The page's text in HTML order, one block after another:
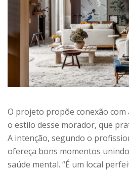
O projeto propõe conexão
o estilo desse morador, que
A intenção, segundo o
ofereça bons momentos
saúde mental. “É um local